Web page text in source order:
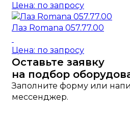
Цена: по запросу
Лаз Romana 057.77.00
Цена: по запросу
Оставьте заявку
на подбор
Заполните форму или
мессенджер.